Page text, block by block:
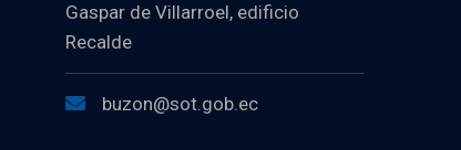
Gaspar de Villarroel, edificio
Recalde
buzon@sot.gob.ec